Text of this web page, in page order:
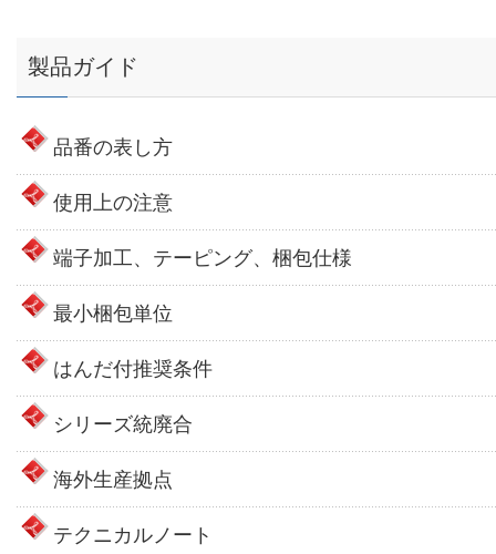
製品ガイド
品番の表し方
使用上の注意
端子加工、テーピング、梱包仕様
最小梱包単位
はんだ付推奨条件
シリーズ統廃合
海外生産拠点
テクニカルノート